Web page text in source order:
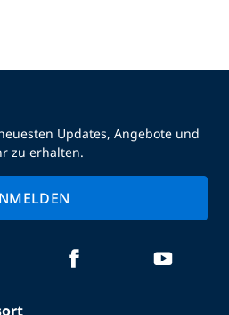
Updates, Angebote und
zu erhalten.